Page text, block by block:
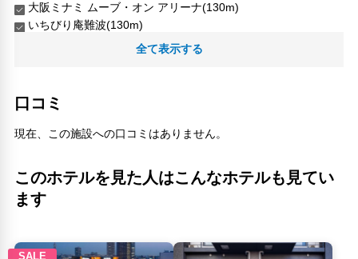
大阪ミナミ ムーブ・オン アリーナ(130m)
いちびり庵難波(130m)
人気スポット
ユニバーサル・スタジオ・ジャパン(6.51km)
大阪城(3.62km)
大阪城天守閣(3.62km)
大阪水族館 海遊館(6.95km)
通天閣(1.6km)
全て表示する
口コミ
現在、この施設への口コミはありません。
このホテルを見た人はこんなホテルも見てい
ます